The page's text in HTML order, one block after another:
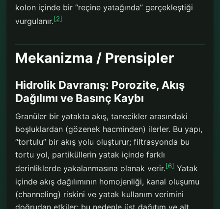
kolon içinde bir “reçine yatağında” gerçekleştiği
vurgulanır.[2]
Mekanizma / Prensipler
Hidrolik Davranış: Porozite, Akış
Dağılımı ve Basınç Kaybı
Granüler bir yatakta akış, tanecikler arasındaki
boşluklardan (gözenek hacminden) ilerler. Bu yapı,
“tortulu” bir akış yolu oluşturur; filtrasyonda bu
tortu yol, partiküllerin yatak içinde farklı
derinliklerde yakalanmasına olanak verir.[6] Yatak
içinde akış dağılımının homojenliği, kanal oluşumu
(channeling) riskini ve yatak kullanım verimini
doğrudan etkiler; bu nedenle üst dağıtım ve alt